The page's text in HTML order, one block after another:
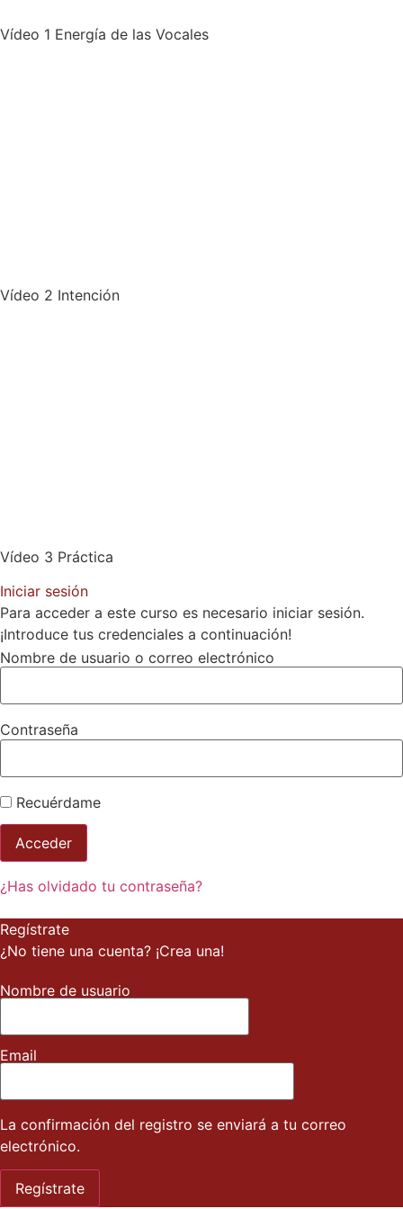
Vídeo 1 Energía de las Vocales
Vídeo 2 Intención
Vídeo 3 Práctica
Iniciar sesión
Para acceder a este curso es necesario iniciar sesión.
¡Introduce tus credenciales a continuación!
Nombre de usuario o correo electrónico
Contraseña
Recuérdame
¿Has olvidado tu contraseña?
Regístrate
¿No tiene una cuenta? ¡Crea una!
Nombre de usuario
Email
La confirmación del registro se enviará a tu correo
electrónico.